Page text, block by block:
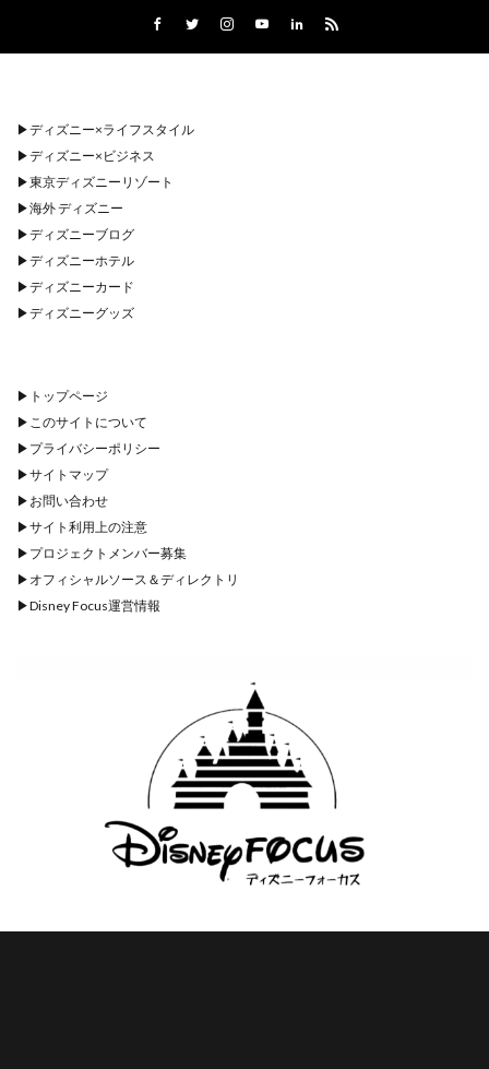
▶︎ディズニー×ライフスタイル
▶︎ディズニー×ビジネス
▶︎東京ディズニーリゾート
▶︎海外 ディズニー
▶︎ディズニーブログ
▶︎ディズニーホテル
▶︎ディズニーカード
▶︎ディズニーグッズ
▶︎ トップページ
▶︎ このサイトについて
▶︎ プライバシーポリシー
▶︎サイトマップ
▶︎ お問い合わせ
▶︎サイト利用上の注意
▶︎ プロジェクトメンバー募集
▶︎ オフィシャルソース＆ディレクトリ
▶︎Disney Focus運営情報